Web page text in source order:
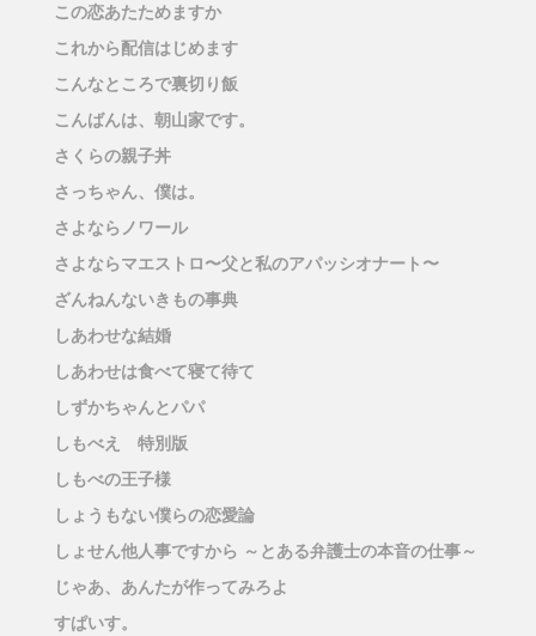
この恋あたためますか
これから配信はじめます
こんなところで裏切り飯
こんばんは、朝山家です。
さくらの親子丼
さっちゃん、僕は。
さよならノワール
さよならマエストロ〜父と私のアパッシオナート〜
ざんねんないきもの事典
しあわせな結婚
しあわせは食べて寝て待て
しずかちゃんとパパ
しもべえ 特別版
しもべの王子様
しょうもない僕らの恋愛論
しょせん他人事ですから ～とある弁護士の本音の仕事～
じゃあ、あんたが作ってみろよ
すぱいす。